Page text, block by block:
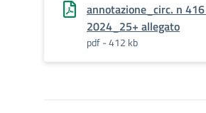
annotazione_circ. n
2024_25+ allegato
pdf - 412 kb